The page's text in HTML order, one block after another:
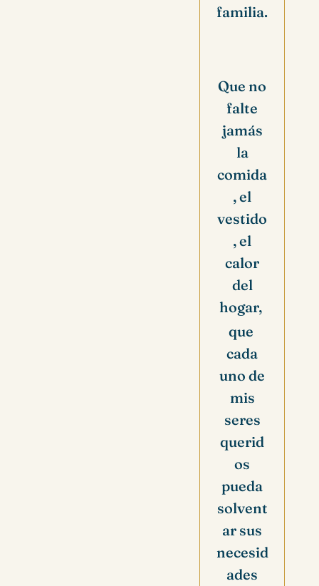
familia.
Que no
falte
jamás
la
comida
, el
vestido
, el
calor
del
hogar,
que
cada
uno de
mis
seres
querid
os
pueda
solvent
ar sus
necesid
ades